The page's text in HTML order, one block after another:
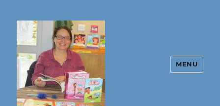
MENU